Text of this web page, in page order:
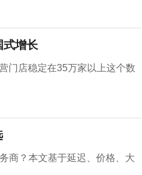
式增长
门店稳定在35万家以上这个数
商？本文基于延迟、价格、大